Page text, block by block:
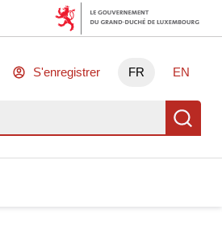
S'enregistrer FR EN